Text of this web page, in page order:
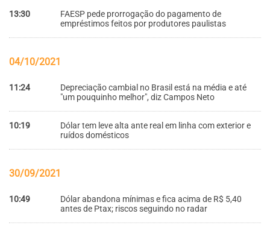
13:30
FAESP pede prorrogação do pagamento de
empréstimos feitos por produtores paulistas
04/10/2021
11:24
Depreciação cambial no Brasil está na média e até
"um pouquinho melhor", diz Campos Neto
10:19
Dólar tem leve alta ante real em linha com exterior e
ruídos domésticos
30/09/2021
10:49
Dólar abandona mínimas e fica acima de R$ 5,40
antes de Ptax; riscos seguindo no radar